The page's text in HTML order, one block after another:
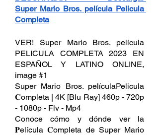
Super Mario Bros. película Pelicula
Completa
VER! Super Mario Bros. película
PELICULA COMPLETA 2023 EN
ESPAÑOL Y LATINO ONLINE,
image #1
Super Mario Bros. películaPelicula
𝐂ompleta | 4K [Blu Ray] 460p - 720p
- 1080p - Flv - Mp4
Conoce cómo y dónde ver la
𝐏elícula 𝐂ompleta de Super Mario